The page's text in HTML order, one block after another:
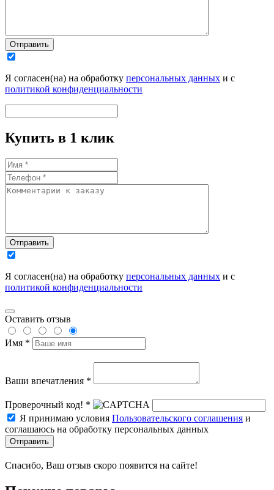
Отправить
Я согласен(на) на обработку персональных данных и с
политикой конфиденциальности
Купить в 1 клик
Отправить
Я согласен(на) на обработку персональных данных и с
политикой конфиденциальности
Оставить отзыв
Имя *
Ваши впечатления *
Проверочный код! *
Я принимаю условия Пользовательского соглашения и
соглашаюсь на обработку персональных данных
Отправить
Спасибо, Ваш отзыв скоро появится на сайте!